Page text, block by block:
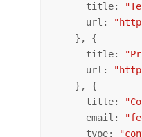
      title:
      url:
    }, {
      title:
      url:
    }, {
      title:
      email:
      type: